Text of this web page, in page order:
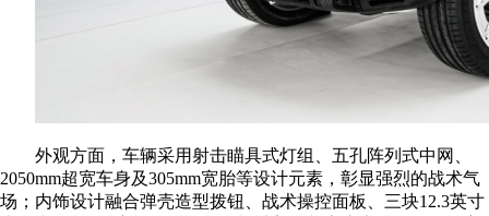
外观方面，车辆采用射击瞄具式灯组、五孔阵列式中网、
2050mm超宽车身及305mm宽胎等设计元素，彰显强烈的战术气
场；内饰设计融合弹壳造型拨钮、战术操控面板、三块12.3英寸